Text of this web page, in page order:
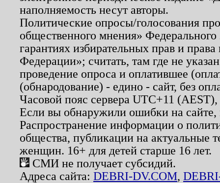
наполняемость несут авторы.
Политические опросы/голосования
общественного мнения»
гарантиях избирательных прав и
Федерации»; считать, там где не
проведение опроса и оплатившее
(обнародование) - едино - сайт, без
Часовой пояс сервера UTC+11
Если вы обнаружили ошибки на
Распространение информации о
общества, публикации на актуальные
женщин. 16+ для детей старше 16 лет.
СМИ не получает субсидий.
Адреса сайта: DEBRI-DV.COM,